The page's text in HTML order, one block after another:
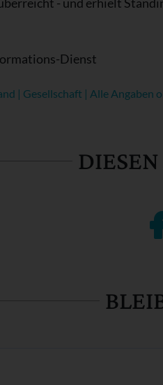
Dienst
| Gesellschaft | Alle Angaben